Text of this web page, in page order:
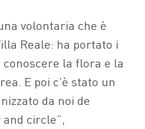
volontaria che è
Reale: ha portato i
la flora e la
E poi c’è stato un
da noi de
and circle”,